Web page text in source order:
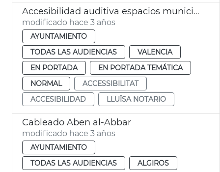
Accesibilidad auditiva espacios municipales
modificado hace 3 años
AYUNTAMIENTO
TODAS LAS AUDIENCIAS
VALENCIA
EN PORTADA
EN PORTADA TEMÁTICA
NORMAL
ACCESSIBILITAT
ACCESIBILIDAD
LLUÏSA NOTARIO
Cableado Aben al-Abbar
modificado hace 3 años
AYUNTAMIENTO
TODAS LAS AUDIENCIAS
ALGIROS